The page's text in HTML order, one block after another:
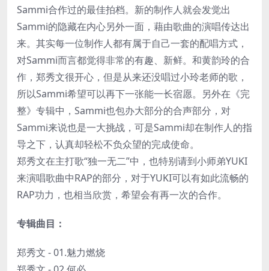
Sammi合作过的最佳拍档。新的制作人就会发觉出
Sammi的隐藏在内心另外一面，藉由歌曲的演唱传达出
来。其实每一位制作人都有属于自己一套的配唱方式，
对Sammi而言都觉得非常的有趣、新鲜。和黄韵玲的合
作，郑秀文很开心，但是从来还没唱过小玲老师的歌，
所以Sammi希望可以再下一张能一长宿愿。另外在《完
整》专辑中，Sammi也包办大部分的合声部分，对
Sammi来说也是一大挑战，可是Sammi却在制作人的指
导之下，认真却轻松不负众望的完成使命。
郑秀文在主打歌“独一无二”中，也特别请到小师弟YUKI
来演唱歌曲中RAP的部分，对于YUKI可以有如此流畅的
RAP功力，也相当欣赏，希望会有再一次的合作。
专辑曲目：
郑秀文 - 01.魅力燃烧